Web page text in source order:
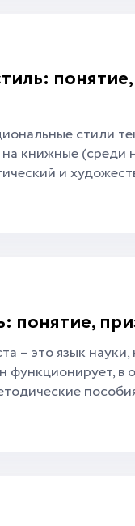
стили
книжные (среди
и
понятие,
– это язык
функционирует, в